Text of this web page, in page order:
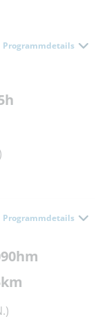
Programmdetails
Programmdetails